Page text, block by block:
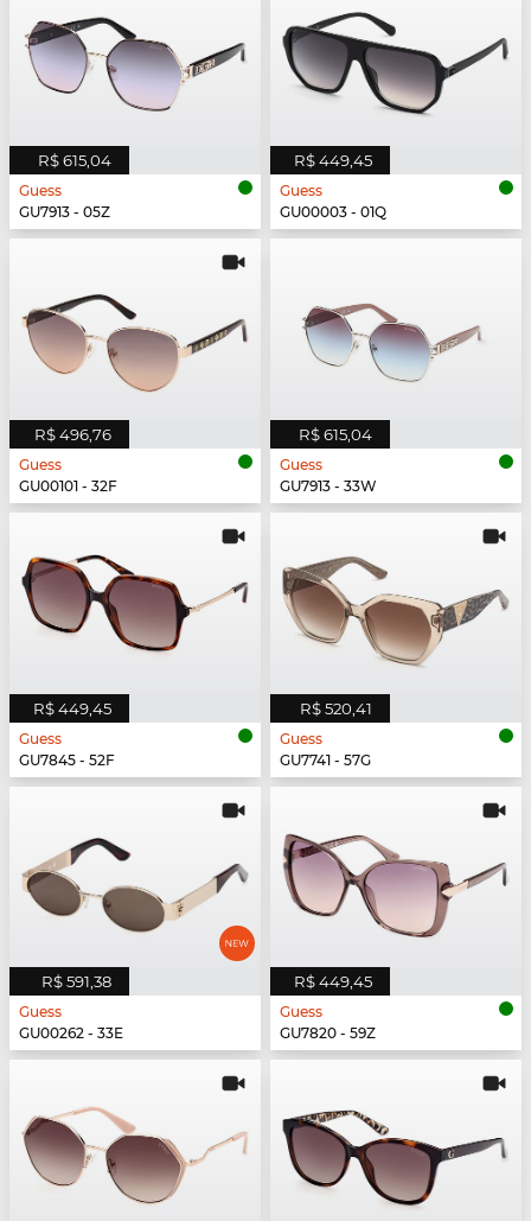
R$ 615,04
Guess
GU7913 - 05Z
R$ 449,45
Guess
GU00003 - 01Q
R$ 496,76
Guess
GU00101 - 32F
R$ 615,04
Guess
GU7913 - 33W
R$ 449,45
Guess
GU7845 - 52F
R$ 520,41
Guess
GU7741 - 57G
R$ 591,38
Guess
GU00262 - 33E
R$ 449,45
Guess
GU7820 - 59Z